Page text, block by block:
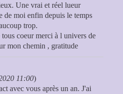
Une vrai et réel lueur
de moi enfin depuis le temps
trop.
coeur merci à l univers de
mon chemin , gratitude
11:00)
avec vous après un an. J'ai